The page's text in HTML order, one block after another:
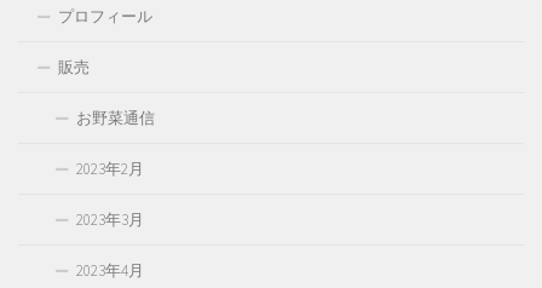
プロフィール
販売
お野菜通信
2023年2月
2023年3月
2023年4月